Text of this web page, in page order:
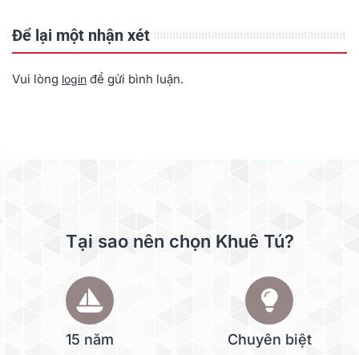
Để lại một nhận xét
Vui lòng login để gửi bình luận.
Tại sao nên chọn Khuê Tú?
15 năm Chuyên biệt